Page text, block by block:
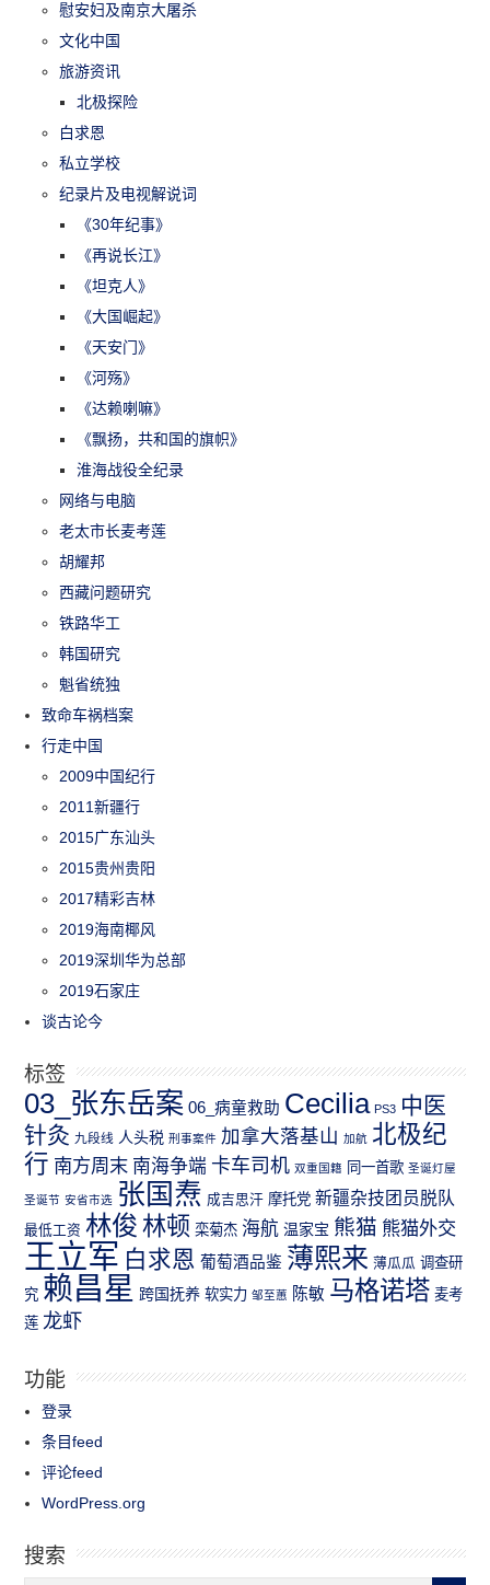
慰安妇及南京大屠杀
文化中国
旅游资讯
北极探险
白求恩
私立学校
纪录片及电视解说词
《30年纪事》
《再说长江》
《坦克人》
《大国崛起》
《天安门》
《河殇》
《达赖喇嘛》
《飘扬，共和国的旗帜》
淮海战役全纪录
网络与电脑
老太市长麦考莲
胡耀邦
西藏问题研究
铁路华工
韩国研究
魁省统独
致命车祸档案
行走中国
2009中国纪行
2011新疆行
2015广东汕头
2015贵州贵阳
2017精彩吉林
2019海南椰风
2019深圳华为总部
2019石家庄
谈古论今
标签
03_张东岳案 06_病童救助 Cecilia PS3 中医
针灸 九段线 人头税 刑事案件 加拿大落基山 加航 北极纪
行 南方周末 南海争端 卡车司机 双重国籍 同一首歌 圣诞灯屋
圣诞节 安省市选 张国焘 成吉思汗 摩托党 新疆杂技团员脱队
最低工资 林俊 林顿 栾菊杰 海航 温家宝 熊猫 熊猫外交
王立军 白求恩 葡萄酒品鉴 薄熙来 薄瓜瓜 调查研
究 赖昌星 跨国抚养 软实力 邹至蕙 陈敏 马格诺塔 麦考
莲 龙虾
功能
登录
条目feed
评论feed
WordPress.org
搜索